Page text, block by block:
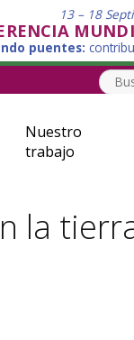
13 – 18
puentes:
Nuestro
trabajo
la